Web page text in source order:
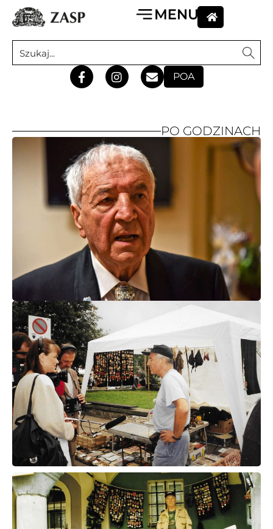
POA
PO GODZINACH